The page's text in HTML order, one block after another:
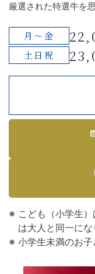
厳選された特選牛を
月～金
土日祝
こども（小学生
は大人と同一にな
小学生未満のお子